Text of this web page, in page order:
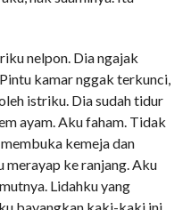
nelpon. Dia ngajak
kamar nggak terkunci,
istriku. Dia sudah tidur
ayam. Aku faham. Tidak
kemeja dan
merayap ke ranjang. Aku
Lidahku yang